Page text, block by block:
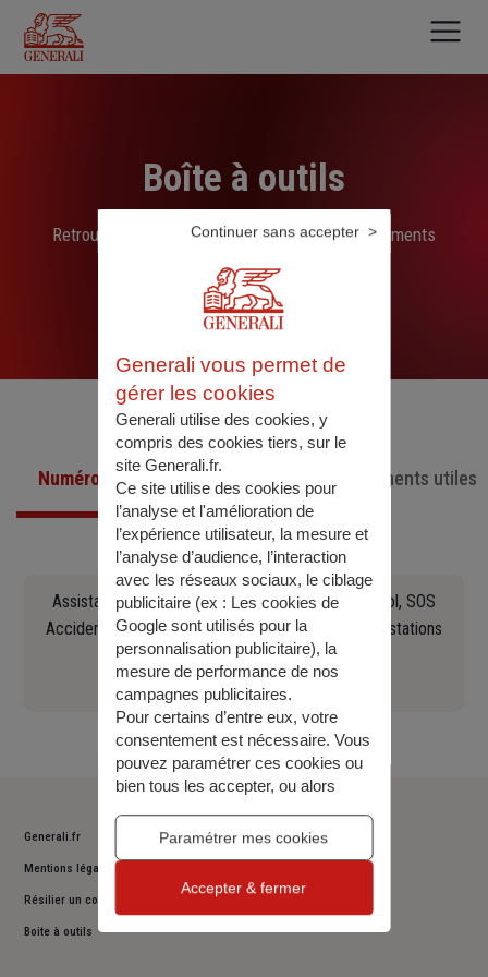
contenu
principal
Boîte à outils
Retrouvez ici les liens, N° de téléphone et documents
sélectionnés par nos soins
Numéro de téléphone utiles Documents utiles
Assistance en cas d'accident, crevaison, panne, vol, SOS
Accident Europ Assistance Constat, recherche de stations
Essence, remorquage (...)
0141858483
Generali.fr
Mentions légales
Résilier un contrat
Boite à outils
Generali vous permet de
gérer les cookies
Generali utilise des cookies, y
compris des cookies tiers, sur le
site Generali.fr.
Ce site utilise des cookies pour
l’analyse et l'amélioration de
l’expérience utilisateur, la mesure et
l’analyse d’audience, l’interaction
avec les réseaux sociaux, le ciblage
publicitaire (ex : Les cookies de
Google sont utilisés pour la
personnalisation publicitaire), la
mesure de performance de nos
campagnes publicitaires.
Pour certains d’entre eux, votre
consentement est nécessaire. Vous
pouvez paramétrer ces cookies ou
bien tous les accepter, ou alors
navigation sans les accepter. Vous
pourrez modifier ce choix à tout
Pour plus d’information,
Paramétrer mes cookies
Continuer sans accepter
Accepter & fermer